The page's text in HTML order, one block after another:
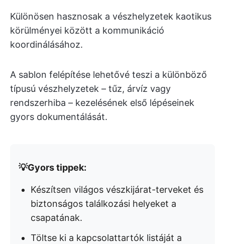
Különösen hasznosak a vészhelyzetek kaotikus
körülményei között a kommunikáció
koordinálásához.
A sablon felépítése lehetővé teszi a különböző
típusú vészhelyzetek – tűz, árvíz vagy
rendszerhiba – kezelésének első lépéseinek
gyors dokumentálását.
💡Gyors tippek:
Készítsen világos vészkijárat-terveket és
biztonságos találkozási helyeket a
csapatának.
Töltse ki a kapcsolattartók listáját a